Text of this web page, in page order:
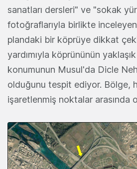
sanatları dersleri" ve "sokak
fotoğraflarıyla birlikte
plandaki bir köprüye dikkat
yardımıyla köprününün yaklaşık
konumunun Musul'da Dicle
olduğunu tespit ediyor. Bölge,
işaretlenmiş noktalar arasında